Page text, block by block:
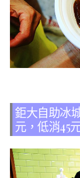
鉅大自助冰
元，低消45